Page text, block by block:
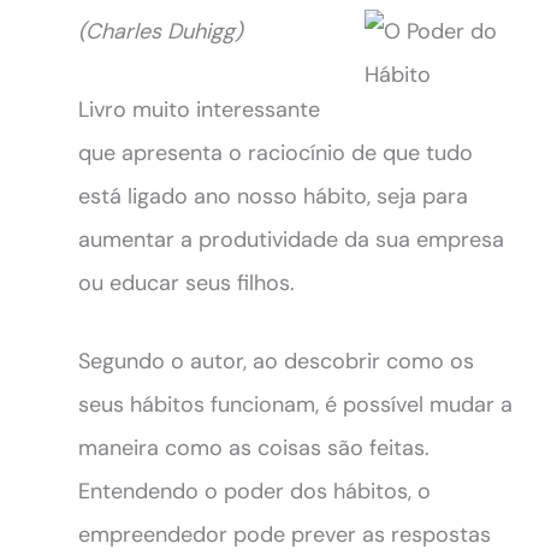
(Charles Duhigg)
Livro muito interessante
que apresenta o raciocínio de que tudo
está ligado ano nosso hábito, seja para
aumentar a produtividade da sua empresa
ou educar seus filhos.
Segundo o autor, ao descobrir como os
seus hábitos funcionam, é possível mudar a
maneira como as coisas são feitas.
Entendendo o poder dos hábitos, o
empreendedor pode prever as respostas